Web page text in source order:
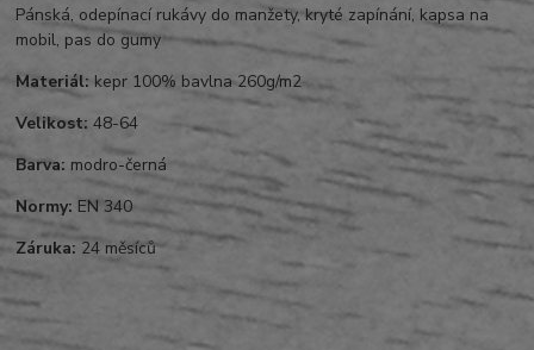
Pánská, odepínací rukávy do manžety, kryté zapínání, kapsa na
mobil, pas do gumy
Materiál: kepr 100% bavlna 260g/m2
Velikost: 48-64
Barva: modro-černá
Normy: EN 340
Záruka: 24 měsíců